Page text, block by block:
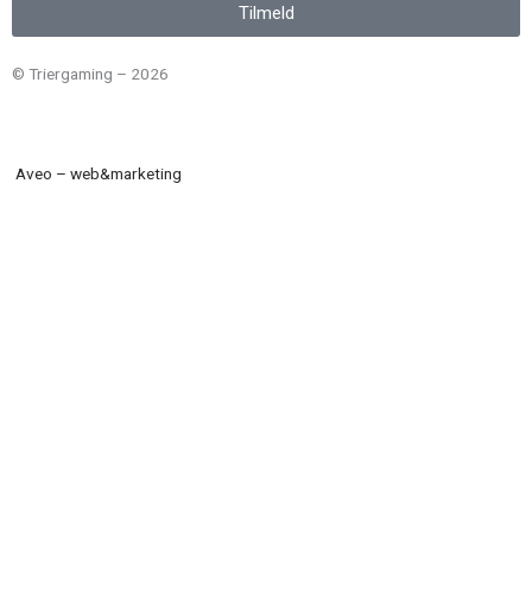
Tilmeld
© Triergaming – 2026
Aveo – web&marketing